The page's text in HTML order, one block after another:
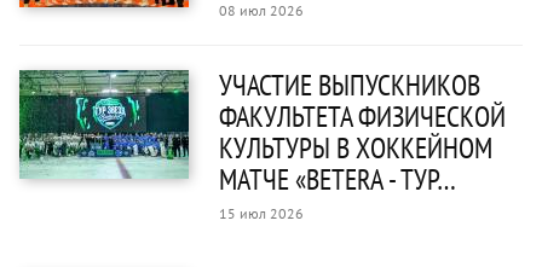
УЧАСТИЕ ВЫПУСКНИКОВ
ФАКУЛЬТЕТА ФИЗИЧЕСКОЙ
КУЛЬТУРЫ В ХОККЕЙНОМ
МАТЧЕ «BETERA - ТУР…
15 июл 2026
08 июл 2026